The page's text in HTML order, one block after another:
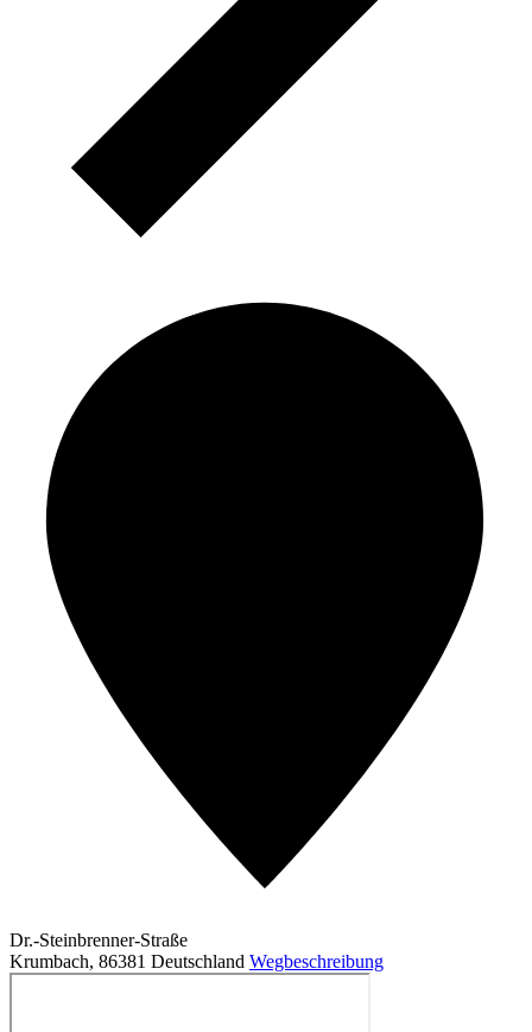
Dr.-Steinbrenner-Straße
Krumbach, 86381 Deutschland Wegbeschreibung